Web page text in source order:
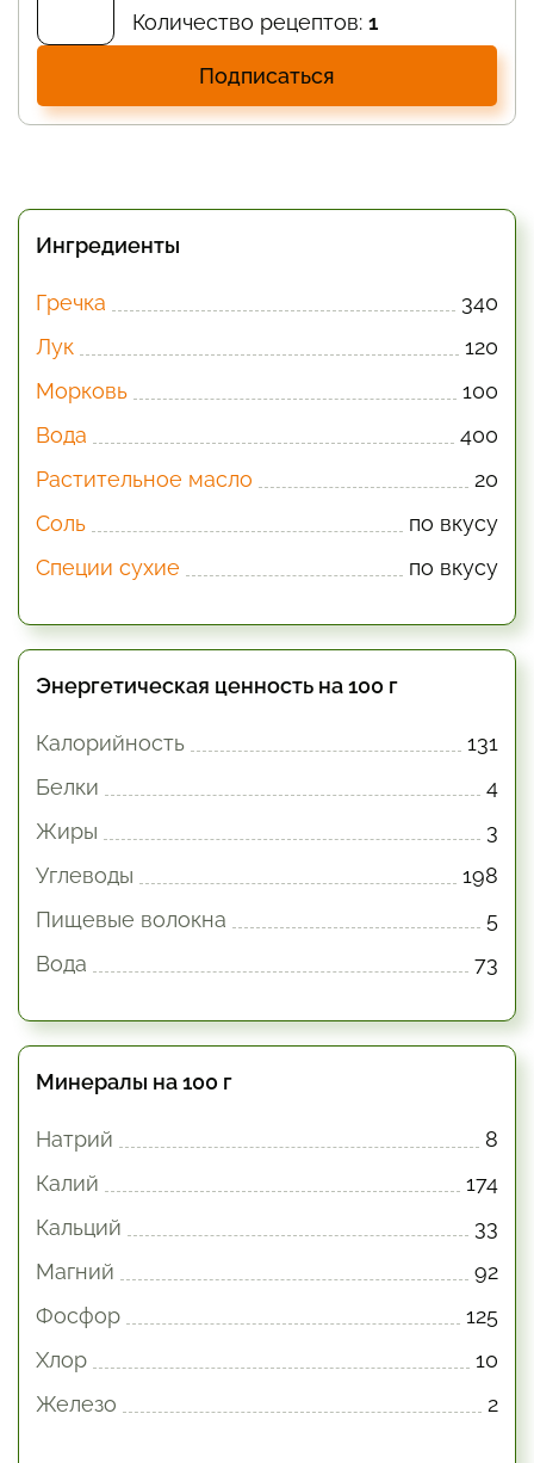
Количество рецептов: 1
Подписаться
Ингредиенты
Гречка
340
Лук
120
Морковь
100
Вода
400
Растительное масло
20
Соль
по вкусу
Специи сухие
по вкусу
Энергетическая ценность на 100 г
Калорийность
131
Белки
4
Жиры
3
Углеводы
198
Пищевые волокна
5
Вода
73
Минералы на 100 г
Натрий
8
Калий
174
Кальций
33
Магний
92
Фосфор
125
Хлор
10
Железо
2